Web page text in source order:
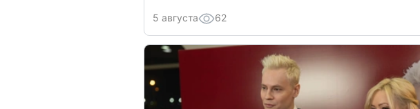
5 августа 62